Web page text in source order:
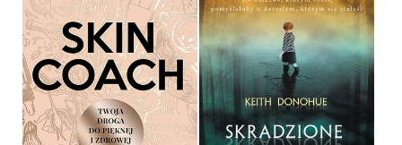
SKIN COACH
SKRADZIONE DZIECKO
KEITH DONOHUE